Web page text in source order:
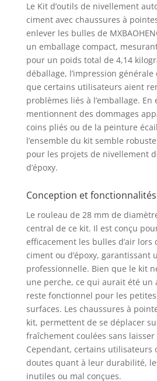
casse
les
coûts
【
de la
cm ;
28
mm 【
pour
les
peut
Le Kit d’outils de nivellement
ciment avec chaussures à
enlever les bulles de
un emballage compact,
pour un poids total de 4,14
déballage, l’impression
que certains utilisateurs aient
problèmes liés à l’emballage.
mentionnent des dommages
coins pliés ou de la peinture
l’ensemble du kit semble
pour les projets de nivellement
d’époxy.
Conception et fonctionnalités
Le rouleau de 28 mm de
central de ce kit. Il est conçu
efficacement les bulles d’air lors
ciment ou d’époxy, garantissant
professionnelle. Bien que le kit
une perche, ce qui aurait été un
reste fonctionnel pour les
surfaces. Les chaussures à
kit, permettent de se déplacer
fraîchement coulées sans laisser
Cependant, certains utilisateurs
doutes quant à leur durabilité,
inutiles ou mal conçues.